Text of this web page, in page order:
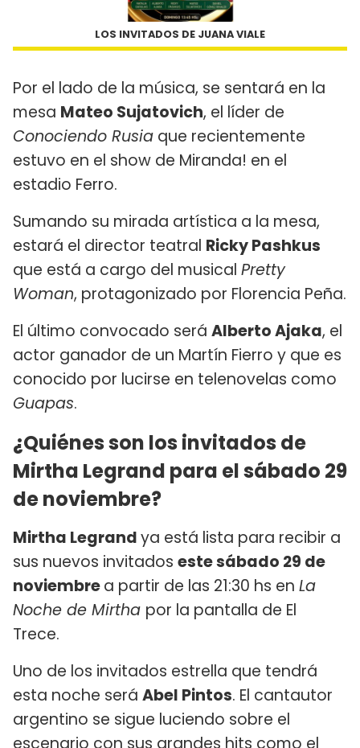
LOS INVITADOS DE JUANA VIALE
Por el lado de la música, se sentará en la
mesa Mateo Sujatovich, el líder de
Conociendo Rusia que recientemente
estuvo en el show de Miranda! en el
estadio Ferro.
Sumando su mirada artística a la mesa,
estará el director teatral Ricky Pashkus
que está a cargo del musical Pretty
Woman, protagonizado por Florencia Peña.
El último convocado será Alberto Ajaka, el
actor ganador de un Martín Fierro y que es
conocido por lucirse en telenovelas como
Guapas.
¿Quiénes son los invitados de
Mirtha Legrand para el sábado 29
de noviembre?
Mirtha Legrandya está lista para recibir a
sus nuevos invitados este sábado 29 de
noviembrea partir de las 21:30 hs en La
Noche de Mirtha por la pantalla de El
Trece.
Uno de los invitados estrella que tendrá
esta noche será Abel Pintos. El cantautor
argentino se sigue luciendo sobre el
escenario con sus grandes hits como el